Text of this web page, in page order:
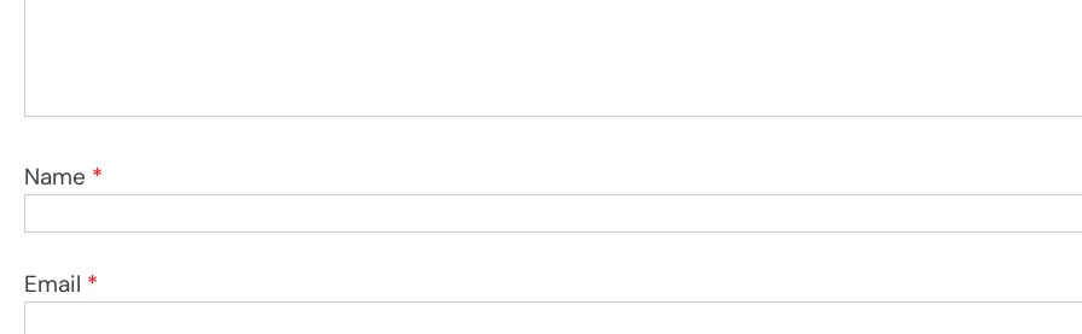
Name *
Email *